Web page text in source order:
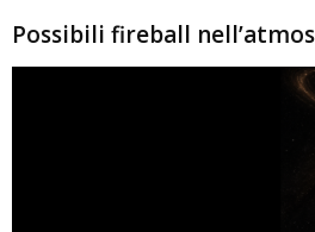
Possibili fireball